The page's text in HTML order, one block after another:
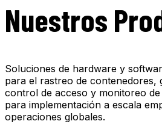
Nuestros
Soluciones de hardware y
para el rastreo de contenedores,
control de acceso y monitoreo de
para implementación a escala
operaciones globales.